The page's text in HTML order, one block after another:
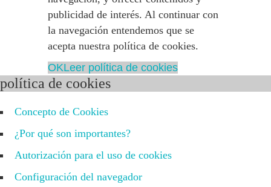
publicidad de interés. Al continuar con
la navegación entendemos que se
acepta nuestra política de cookies.
OKLeer política de cookies
política de cookies
Concepto de Cookies
¿Por qué son importantes?
Autorización para el uso de cookies
Configuración del navegador